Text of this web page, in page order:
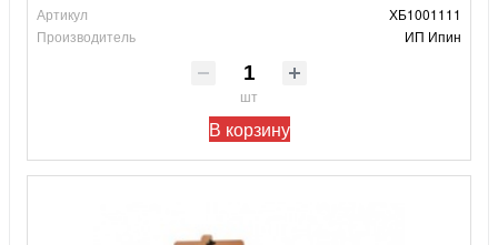
Артикул
ХБ1001111
Производитель
ИП Ипин
шт
В корзину